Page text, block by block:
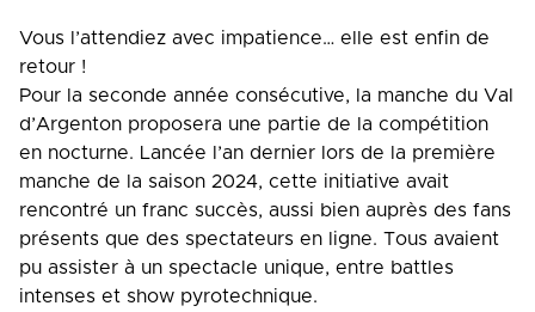
Vous l’attendiez avec impatience… elle est enfin de
retour !
Pour la seconde année consécutive, la manche du Val
d’Argenton proposera une partie de la compétition
en nocturne. Lancée l’an dernier lors de la première
manche de la saison 2024, cette initiative avait
rencontré un franc succès, aussi bien auprès des fans
présents que des spectateurs en ligne. Tous avaient
pu assister à un spectacle unique, entre battles
intenses et show pyrotechnique.